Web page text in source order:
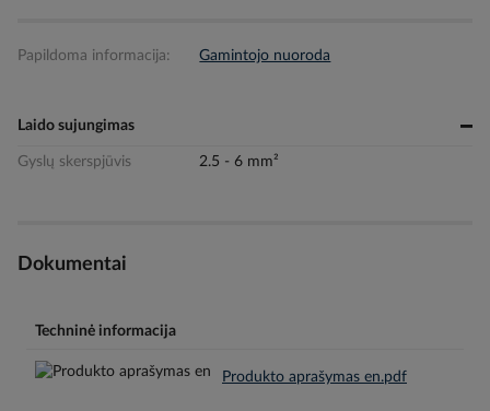
Papildoma informacija: Gamintojo nuoroda
Laido sujungimas
Gyslų skerspjūvis 2.5 - 6 mm²
Dokumentai
Techninė informacija
Produkto aprašymas en.pdf